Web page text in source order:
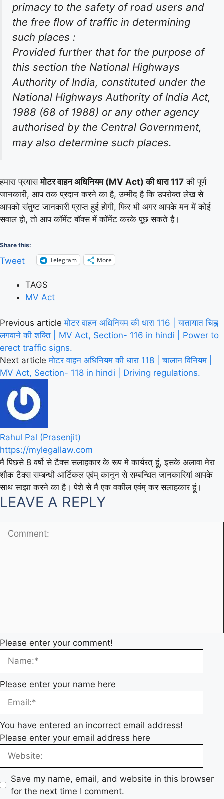
primacy to the safety of road users and
the free flow of traffic in determining
such places :
Provided further that for the purpose of
this section the National Highways
Authority of India, constituted under the
National Highways Authority of India Act,
1988 (68 of 1988) or any other agency
authorised by the Central Government,
may also determine such places.
हमारा प्रयासमोटर वाहन अधिनियम (MV Act) की धारा 117 की पूर्ण
जानकारी, आप तक प्रदान करने का है, उम्मीद है कि उपरोक्त लेख से
आपको संतुष्ट जानकारी प्राप्त हुई होगी, फिर भी अगर आपके मन में कोई
सवाल हो, तो आप कॉमेंट बॉक्स में कॉमेंट करके पूछ सकते है।
Share this:
Tweet Telegram More
TAGS
MV Act
Previous article मोटर वाहन अधिनियम की धारा 116 | यातायात चिह्न
लगवाने की शक्ति | MV Act, Section- 116 in hindi | Power to
erect traffic signs.
Next article मोटर वाहन अधिनियम की धारा 118 | चालान विनियम |
MV Act, Section- 118 in hindi | Driving regulations.
Rahul Pal (Prasenjit)
https://mylegallaw.com
मै पिछसे 8 वर्षो से टैक्स सलाहकार के रूप मे कार्यरत् हूं, इसके अलावा मेरा
शौक टैक्स सम्बन्धी आर्टिकल एवंम् कानून से सम्बन्धित जानकारियां आपके
साथ साझा करने का है। पेशे से मै एक वकील एवंम् कर सलाहकार हूं।
LEAVE A REPLY
Please enter your comment!
Please enter your name here
You have entered an incorrect email address!
Please enter your email address here
Save my name, email, and website in this browser
for the next time I comment.